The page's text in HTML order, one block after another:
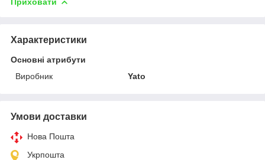
Характеристики
Основні атрибути
Виробник
Yato
Умови доставки
Нова Пошта
Укрпошта